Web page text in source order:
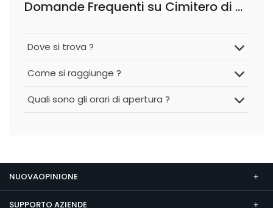
Domande Frequenti su Cimitero di Bovolone
Dove si trova ?
Come si raggiunge ?
Quali sono gli orari di apertura ?
NUOVAOPINIONE
SUPPORTO AZIENDE